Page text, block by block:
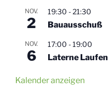
NOV.
2
19:30 -21:30
Bauausschuß
NOV.
6
17:00 -19:00
Laterne Laufen
Kalender anzeigen